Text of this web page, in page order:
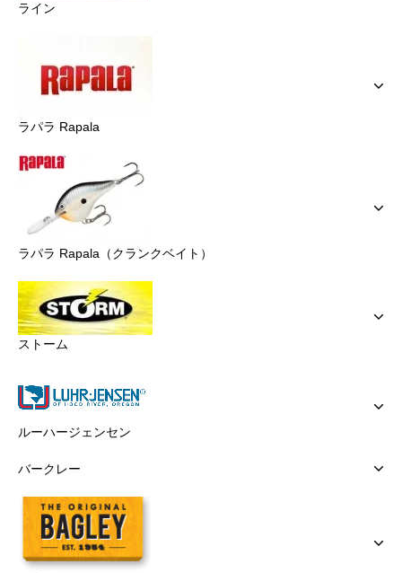
ライン
ラパラ Rapala
ラパラ Rapala（クランクベイト）
ストーム
ルーハージェンセン
バークレー